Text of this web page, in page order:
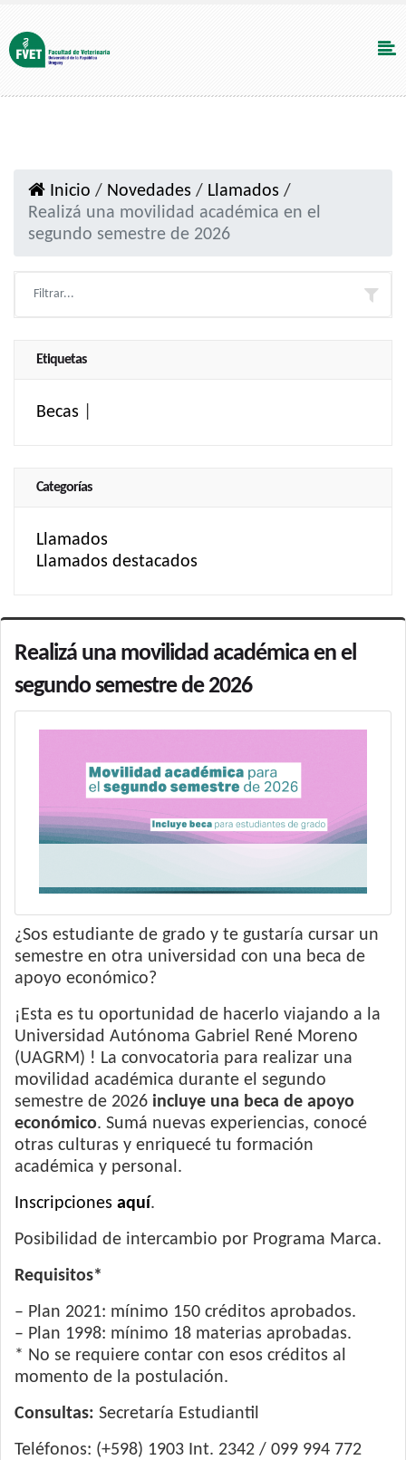
Inicio / Novedades / Llamados /
Realizá una movilidad académica en el
segundo semestre de 2026
Etiquetas
Becas
Categorías
Llamados
Llamados destacados
Realizá una movilidad académica en el
segundo semestre de 2026
¿Sos estudiante de grado y te gustaría cursar un
semestre en otra universidad con una beca de
apoyo económico?
¡Esta es tu oportunidad de hacerlo viajando a la
Universidad Autónoma Gabriel René Moreno
(UAGRM) ! La convocatoria para realizar una
movilidad académica durante el segundo
semestre de 2026 incluye una beca de apoyo
económico. Sumá nuevas experiencias, conocé
otras culturas y enriquecé tu formación
académica y personal.
Inscripciones aquí.
Posibilidad de intercambio por Programa Marca.
Requisitos*
– Plan 2021: mínimo 150 créditos aprobados.
– Plan 1998: mínimo 18 materias aprobadas.
* No se requiere contar con esos créditos al
momento de la postulación.
Consultas: Secretaría Estudiantil
Teléfonos: (+598) 1903 Int. 2342 / 099 994 772